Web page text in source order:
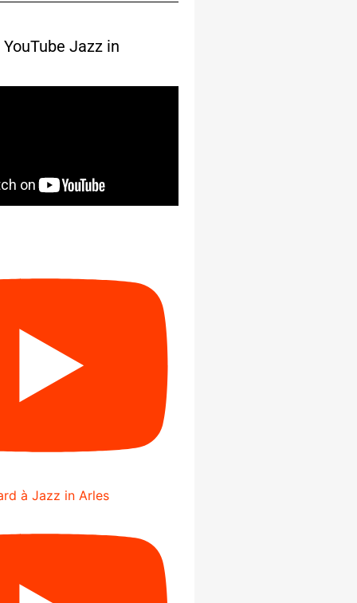
Jazz in
à Jazz in Arles